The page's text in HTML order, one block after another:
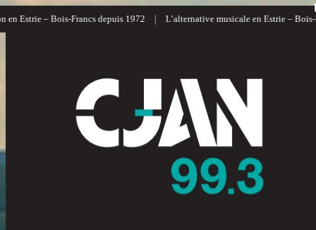
Estrie – Bois-Francs depuis 1972 | L’alternative musicale en Estrie – Bois-